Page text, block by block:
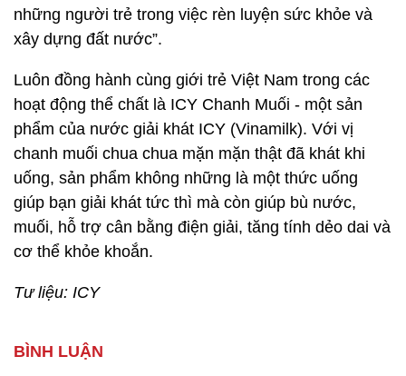
những người trẻ trong việc rèn luyện sức khỏe và
xây dựng đất nước”.
Luôn đồng hành cùng giới trẻ Việt Nam trong các
hoạt động thể chất là ICY Chanh Muối - một sản
phẩm của nước giải khát ICY (Vinamilk). Với vị
chanh muối chua chua mặn mặn thật đã khát khi
uống, sản phẩm không những là một thức uống
giúp bạn giải khát tức thì mà còn giúp bù nước,
muối, hỗ trợ cân bằng điện giải, tăng tính dẻo dai và
cơ thể khỏe khoắn.
Tư liệu: ICY